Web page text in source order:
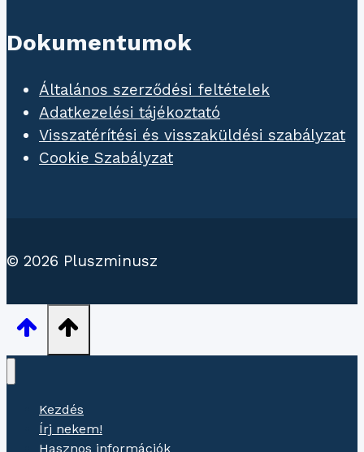
Dokumentumok
Általános szerződési feltételek
Adatkezelési tájékoztató
Visszatérítési és visszaküldési szabályzat
Cookie Szabályzat
© 2026 Pluszminusz
Kezdés
Írj nekem!
Hasznos információk